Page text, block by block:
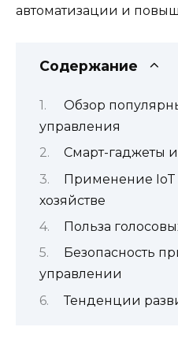
автоматизации и
Содержание
Обзор
управления
Смарт-гаджеты
Применение
хозяйстве
Польза
Безопасность
управлении
Тенденции